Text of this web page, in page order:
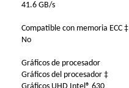
41.6 GB/s
Compatible con memoria ECC ‡
No
Gráficos de procesador
Gráficos del procesador ‡